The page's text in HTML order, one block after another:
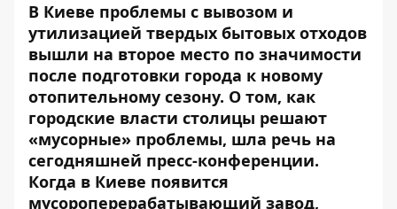
В Киеве проблемы с вывозом и
утилизацией твердых бытовых отходов
вышли на второе место по значимости
после подготовки города к новому
отопительному сезону. О том, как
городские власти столицы решают
«мусорные» проблемы, шла речь на
сегодняшней пресс-конференции.
Когда в Киеве появится
мусороперерабатывающий завод,